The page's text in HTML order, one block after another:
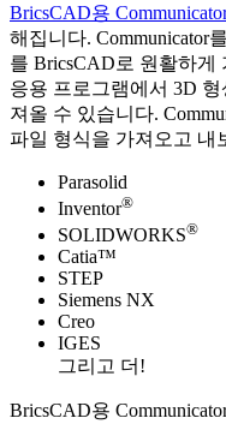
BricsCAD용
해집니다. Communicator
를 BricsCAD로 원활하게
응용 프로그램에서 3D
져올 수 있습니다.
파일 형식을 가져오고 내
Parasolid
Inventor®
SOLIDWORKS®
Catia™
STEP
Siemens NX
Creo
IGES
그리고 더!
BricsCAD용